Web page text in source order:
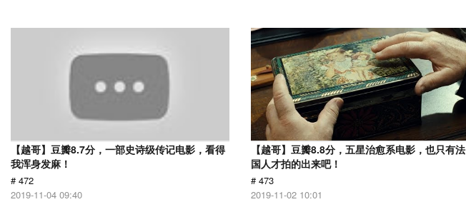
【越哥】豆瓣8.7分，一部史诗级传记电影，看得
我浑身发麻！
# 472
2019-11-04 09:40
【越哥】豆瓣8.8分，五星治愈系电影，也只有法
国人才拍的出来吧！
# 473
2019-11-02 10:01